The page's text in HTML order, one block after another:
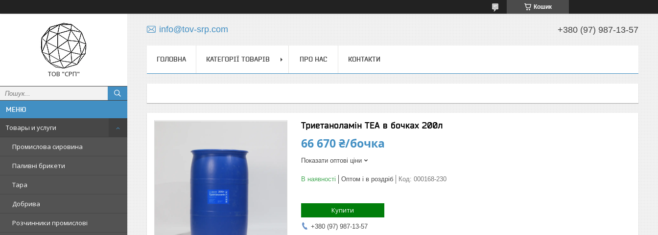
Кошик
ТОВ "СРП"
Товары и услуги
Промислова сировина
Паливні брикети
Тара
Добрива
Розчинники промислові
info@tov-srp.com +380 (97) 987-13-57
ГОЛОВНА КАТЕГОРІЇ ТОВАРІВ ПРО НАС КОНТАКТИ
Триетаноламін ТЕА в бочках 200л
66 670 ₴/бочка
Показати оптові ціни
В наявності Оптом і в роздріб Код: 000168-230
Купити
+380 (97) 987-13-57